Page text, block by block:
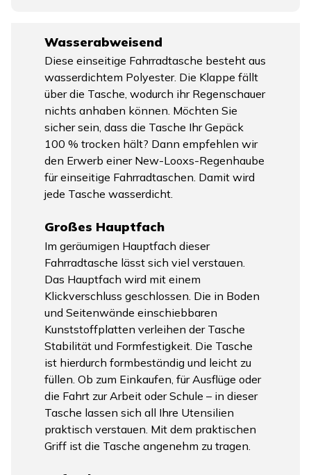
Wasserabweisend
Diese einseitige Fahrradtasche besteht aus
wasserdichtem Polyester. Die Klappe fällt
über die Tasche, wodurch ihr Regenschauer
nichts anhaben können. Möchten Sie
sicher sein, dass die Tasche Ihr Gepäck
100 % trocken hält? Dann empfehlen wir
den Erwerb einer New-Looxs-Regenhaube
für einseitige Fahrradtaschen. Damit wird
jede Tasche wasserdicht.
Großes Hauptfach
Im geräumigen Hauptfach dieser
Fahrradtasche lässt sich viel verstauen.
Das Hauptfach wird mit einem
Klickverschluss geschlossen. Die in Boden
und Seitenwände einschiebbaren
Kunststoffplatten verleihen der Tasche
Stabilität und Formfestigkeit. Die Tasche
ist hierdurch formbeständig und leicht zu
füllen. Ob zum Einkaufen, für Ausflüge oder
die Fahrt zur Arbeit oder Schule – in dieser
Tasche lassen sich all Ihre Utensilien
praktisch verstauen. Mit dem praktischen
Griff ist die Tasche angenehm zu tragen.